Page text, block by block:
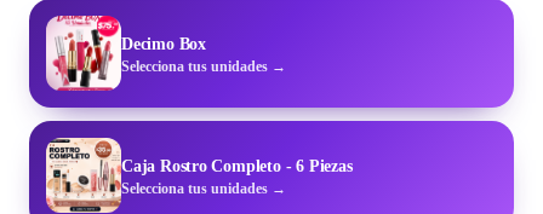
Decimo Box
Selecciona tus unidades →
Caja Rostro Completo - 6 Piezas
Selecciona tus unidades →